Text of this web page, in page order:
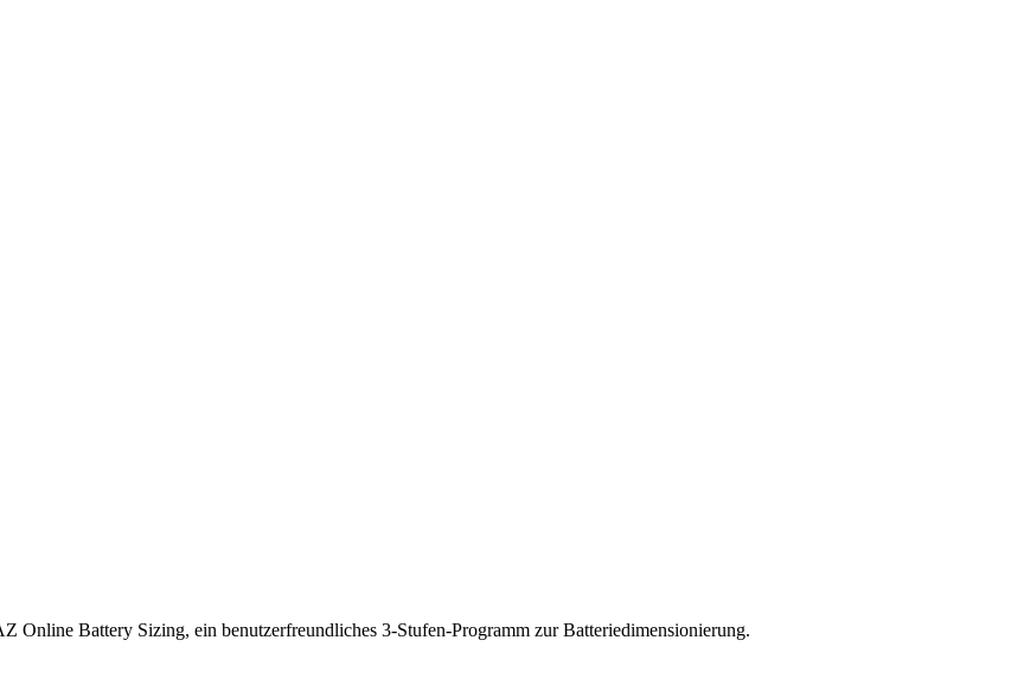
Online Battery Sizing, ein benutzerfreundliches 3-Stufen-Programm zur Batteriedimensionierung.